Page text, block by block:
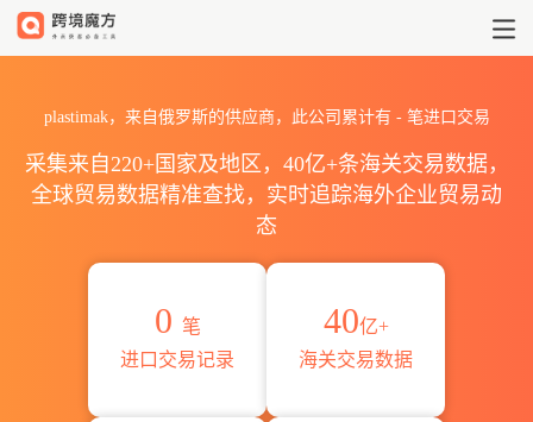
plastimak，来自俄罗斯的供应商，此公司累计有 -笔进口交易
采集来自220+国家及地区，40亿+条海关交易数据，
全球贸易数据精准查找，实时追踪海外企业贸易动
态
0 笔
进口交易记录
40亿+
海关交易数据